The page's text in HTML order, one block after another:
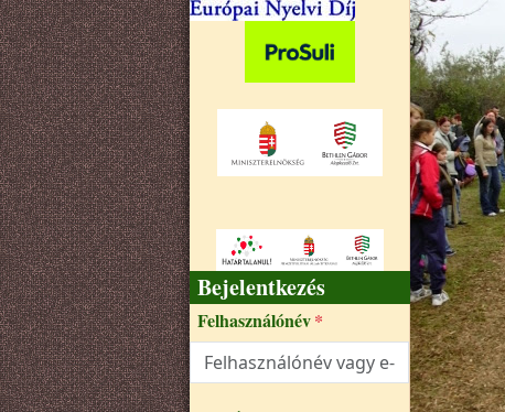
Bejelentkezés
Felhasználónév